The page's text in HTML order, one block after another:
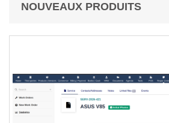
NOUVEAUX PRODUITS